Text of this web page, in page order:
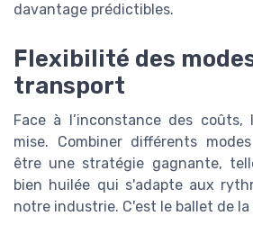
davantage prédictibles.
Flexibilité des
transport
Face à l’inconstance des coûts,
mise. Combiner différents
être une stratégie gagnante,
bien huilée qui s'adapte aux
notre industrie. C'est le ballet de